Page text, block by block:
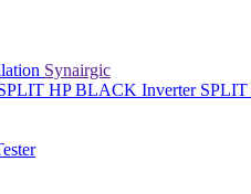
Synairgic
HP BLACK Inverter SPLIT